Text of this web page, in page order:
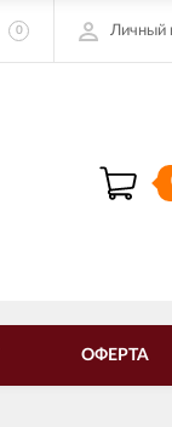
0 Личный
ОФЕРТА